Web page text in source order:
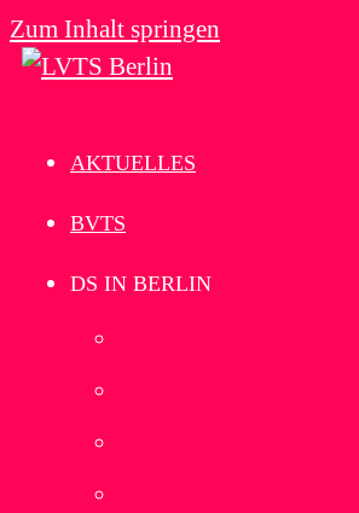
Zum Inhalt springen
AKTUELLES
BVTS
DS IN BERLIN